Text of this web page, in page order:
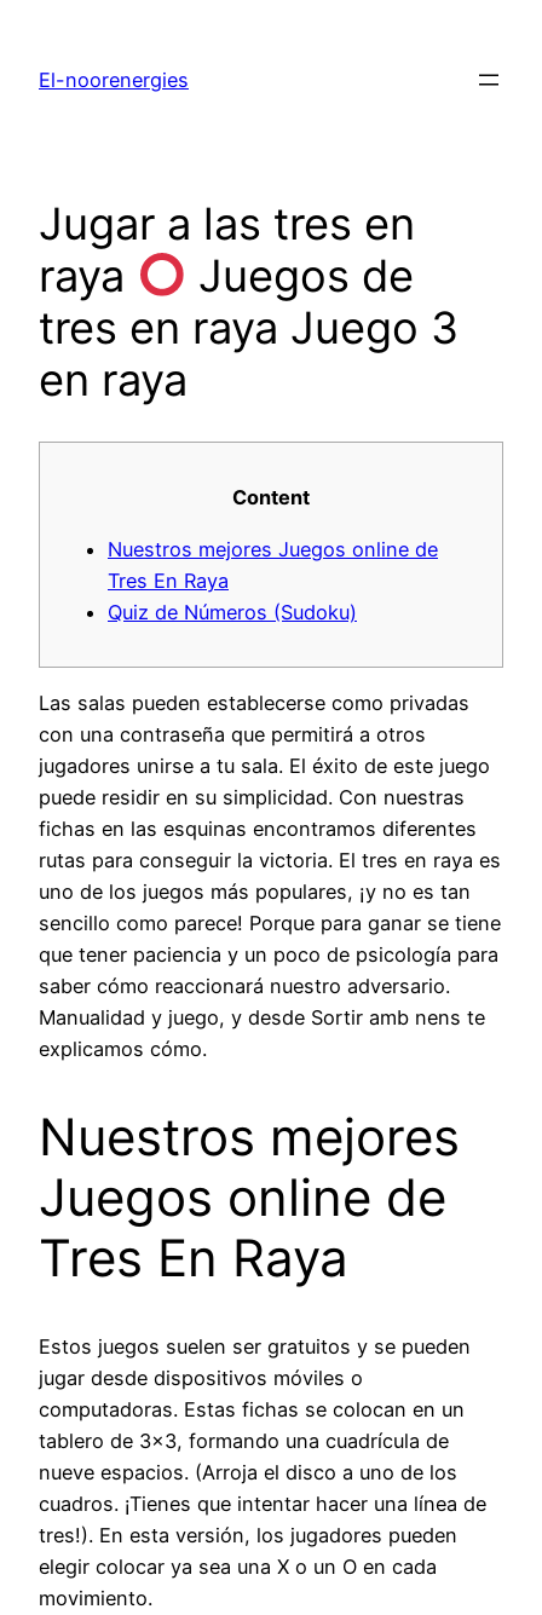
El-noorenergies
Jugar a las tres en
raya
Juegos de
tres en raya Juego 3
en raya
Content
Nuestros mejores Juegos online de
Tres En Raya
Quiz de Números (Sudoku)
Las salas pueden establecerse como privadas
con una contraseña que permitirá a otros
jugadores unirse a tu sala. El éxito de este juego
puede residir en su simplicidad. Con nuestras
fichas en las esquinas encontramos diferentes
rutas para conseguir la victoria. El tres en raya es
uno de los juegos más populares, ¡y no es tan
sencillo como parece! Porque para ganar se tiene
que tener paciencia y un poco de psicología para
saber cómo reaccionará nuestro adversario.
Manualidad y juego, y desde Sortir amb nens te
explicamos cómo.
Nuestros mejores
Juegos online de
Tres En Raya
Estos juegos suelen ser gratuitos y se pueden
jugar desde dispositivos móviles o
computadoras. Estas fichas se colocan en un
tablero de 3×3, formando una cuadrícula de
nueve espacios. (Arroja el disco a uno de los
cuadros. ¡Tienes que intentar hacer una línea de
tres!). En esta versión, los jugadores pueden
elegir colocar ya sea una X o un O en cada
movimiento.